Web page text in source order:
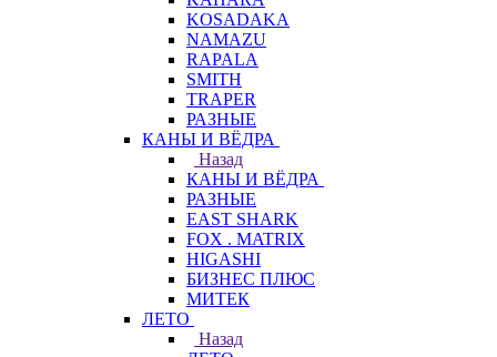
KOSADAKA
NAMAZU
RAPALA
SMITH
TRAPER
РАЗНЫЕ
КАНЫ И ВЁДРА
Назад
КАНЫ И ВЁДРА
РАЗНЫЕ
EAST SHARK
FOX . MATRIX
HIGASHI
БИЗНЕС ПЛЮС
МИТЕК
ЛЕТО
Назад